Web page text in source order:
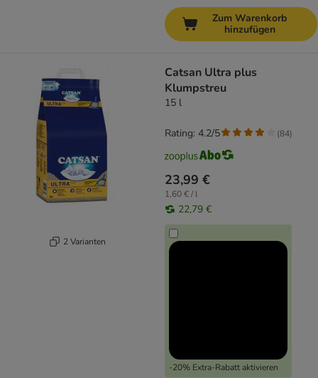
Zum Warenkorb
hinzufügen
2 Varianten
Catsan Ultra plus
Klumpstreu
15 l
23,99 €
1,60 € / l
22,79 €
-20% Extra-Rabatt aktivieren
Rating: 4.2/5 (84)